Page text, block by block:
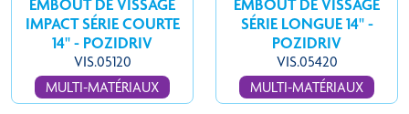
EMBOUT DE VISSAGE
IMPACT SÉRIE COURTE
14'' - POZIDRIV
VIS.05120
MULTI-MATÉRIAUX
EMBOUT DE VISSAGE
SÉRIE LONGUE 14'' -
POZIDRIV
VIS.05420
MULTI-MATÉRIAUX